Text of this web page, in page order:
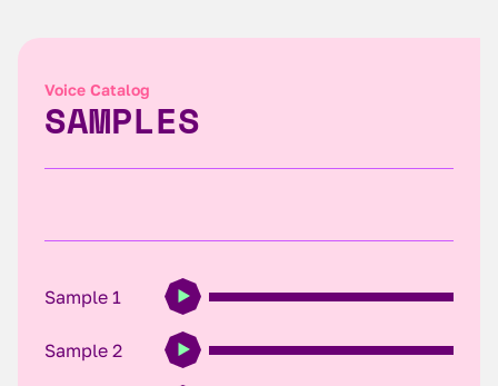
Voice Catalog
SAMPLES
Sample 1
Sample 2